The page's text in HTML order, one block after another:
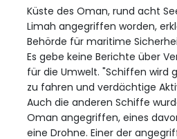
Küste des Oman, rund acht
Limah angegriffen worden,
Behörde für maritime
Es gebe keine Berichte über
für die Umwelt. "Schiffen wird
zu fahren und verdächtige
Auch die anderen Schiffe
Oman angegriffen, eines
eine Drohne. Einer der